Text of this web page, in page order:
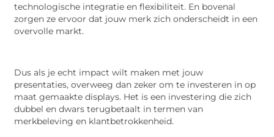
technologische integratie en flexibiliteit. En bovenal
zorgen ze ervoor dat jouw merk zich onderscheidt in een
overvolle markt.
Dus als je echt impact wilt maken met jouw
presentaties, overweeg dan zeker om te investeren in op
maat gemaakte displays. Het is een investering die zich
dubbel en dwars terugbetaalt in termen van
merkbeleving en klantbetrokkenheid.